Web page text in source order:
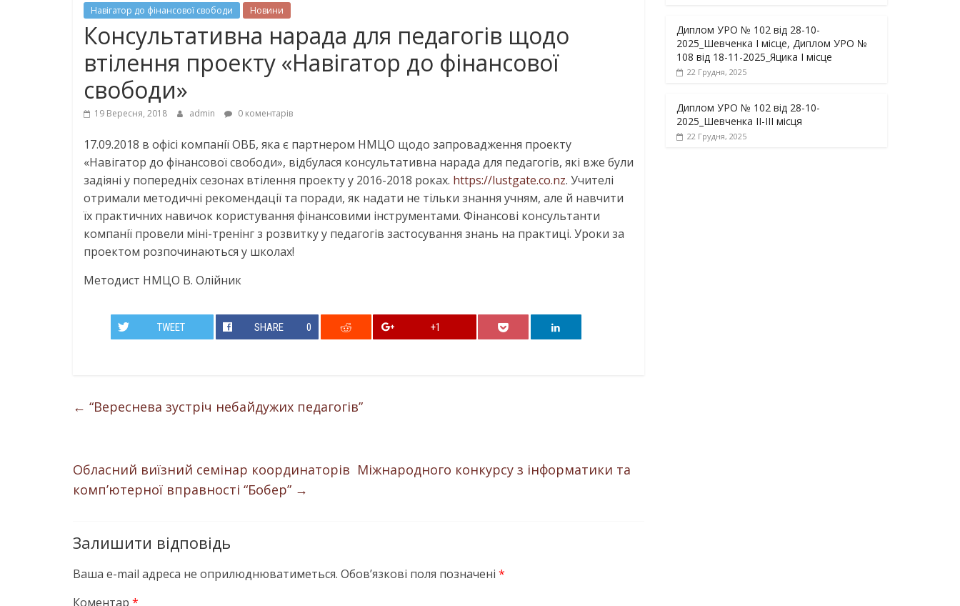
Навігатор до фінансової свободи Новини
Консультативна нарада для педагогів щодо
втілення проекту «Навігатор до фінансової
свободи»
19 Вересня, 2018 admin 0 коментарів
17.09.2018 в офісі компанії ОВБ, яка є партнером НМЦО щодо запровадження проекту
«Навігатор до фінансової свободи», відбулася консультативна нарада для педагогів, які вже були
задіяні у попередніх сезонах втілення проекту у 2016-2018 роках. https://lustgate.co.nz. Учителі
отримали методичні рекомендації та поради, як надати не тільки знання учням, але й навчити
їх практичних навичок користування фінансовими інструментами. Фінансові консультанти
компанії провели міні-тренінг з розвитку у педагогів застосування знань на практиці. Уроки за
проектом розпочинаються у школах!
Методист НМЦО В. Олійник
TWEET SHARE 0 +1
← “Вереснева зустріч небайдужих педагогів”
Обласний виїзний семінар координаторів Міжнародного конкурсу з інформатики та
комп’ютерної вправності “Бобер” →
Залишити відповідь
Ваша e-mail адреса не оприлюднюватиметься. Обов’язкові поля позначені *
Коментар *
Диплом УРО № 102 від 28-10-
2025_Шевченка І місце, Диплом УРО №
108 від 18-11-2025_Яцика І місце
22 Грудня, 2025
Диплом УРО № 102 від 28-10-
2025_Шевченка ІІ-ІІІ місця
22 Грудня, 2025